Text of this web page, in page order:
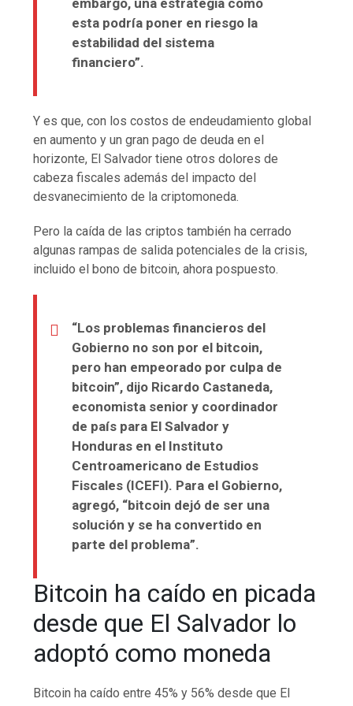
embargo, una estrategia como
esta podría poner en riesgo la
estabilidad del sistema
financiero”.
Y es que, con los costos de endeudamiento global
en aumento y un gran pago de deuda en el
horizonte, El Salvador tiene otros dolores de
cabeza fiscales además del impacto del
desvanecimiento de la criptomoneda.
Pero la caída de las criptos también ha cerrado
algunas rampas de salida potenciales de la crisis,
incluido el bono de bitcoin, ahora pospuesto.
“Los problemas financieros del
Gobierno no son por el bitcoin,
pero han empeorado por culpa de
bitcoin”, dijo Ricardo Castaneda,
economista senior y coordinador
de país para El Salvador y
Honduras en el Instituto
Centroamericano de Estudios
Fiscales (ICEFI). Para el Gobierno,
agregó, “bitcoin dejó de ser una
solución y se ha convertido en
parte del problema”.
Bitcoin ha caído en picada
desde que El Salvador lo
adoptó como moneda
Bitcoin ha caído entre 45% y 56% desde que El